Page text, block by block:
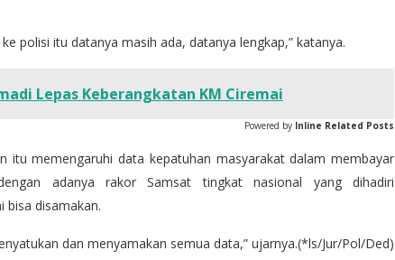
polisi itu datanya masih ada, datanya lengkap,” katanya.
Lepas Keberangkatan KM Ciremai
Powered by Inline Related Posts
itu memengaruhi data kepatuhan masyarakat dalam membayar
adanya rakor Samsat tingkat nasional yang dihadiri
disamakan.
dan menyamakan semua data,” ujarnya.(*ls/Jur/Pol/Ded)